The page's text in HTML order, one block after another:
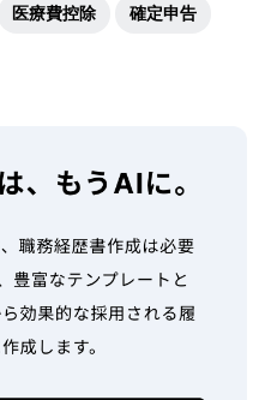
医療費控除
確定申告